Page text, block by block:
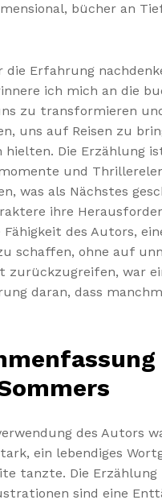
bücher an
die Erfahrung
ich mich an die
zu transformieren
uns auf Reisen zu
Die Erzählung
und
was als Nächstes
ihre
Fähigkeit des Autors,
schaffen, ohne auf
zurückzugreifen, war
daran, dass
des Autors
ein lebendiges
tanzte. Die Erzählung
sind eine